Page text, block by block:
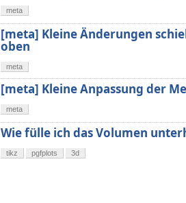
meta
[meta] Kleine Änderungen
oben
meta
[meta] Kleine Anpassung der
meta
Wie fülle ich das Volumen
tikz pgfplots 3d